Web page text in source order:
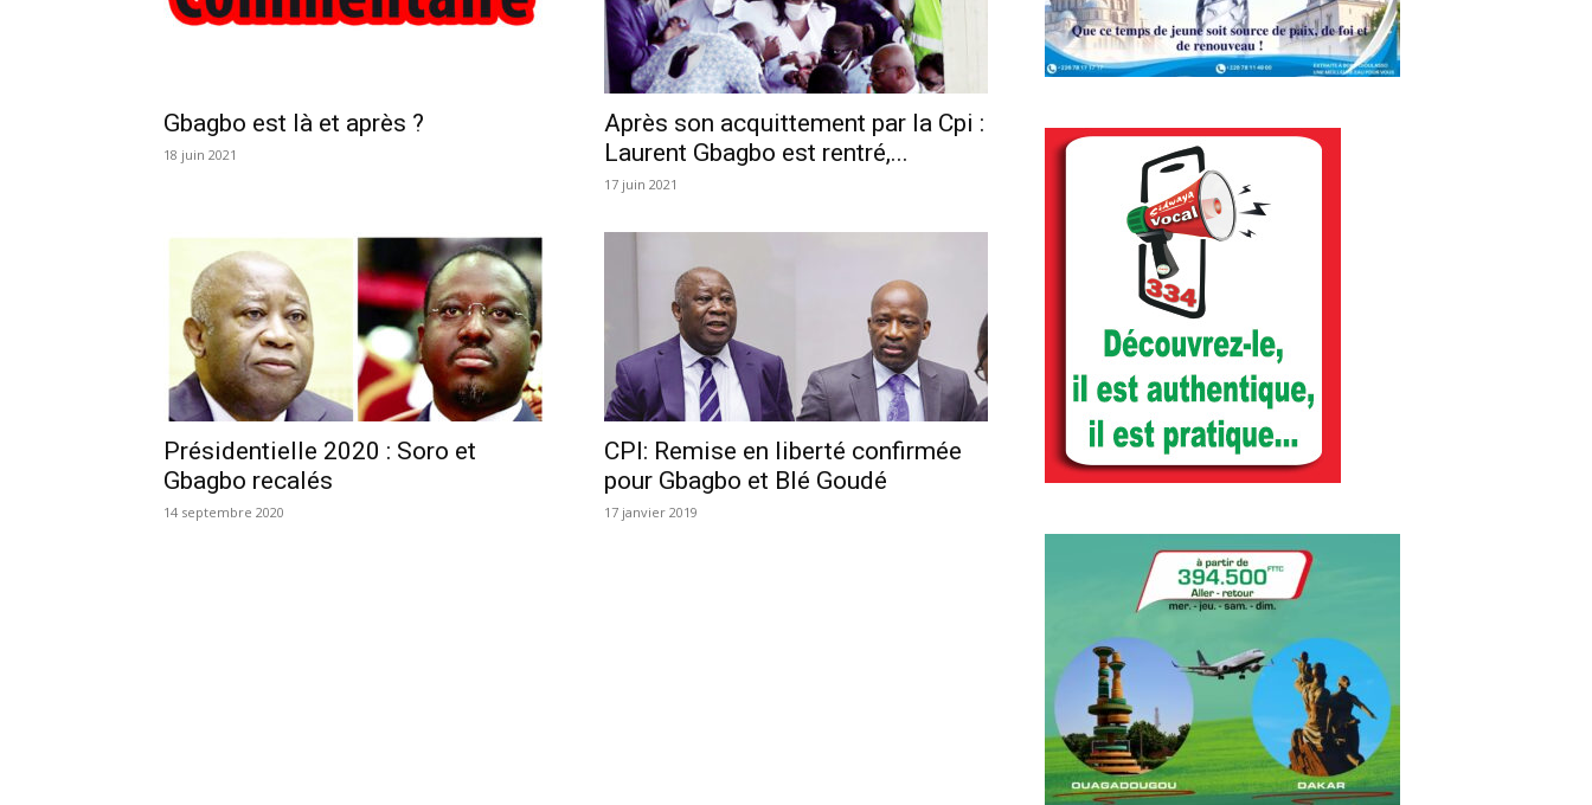
Gbagbo est là et après ?
18 juin 2021
Après son acquittement par la Cpi :
Laurent Gbagbo est rentré,...
17 juin 2021
Présidentielle 2020 : Soro et
Gbagbo recalés
14 septembre 2020
CPI: Remise en liberté confirmée
pour Gbagbo et Blé Goudé
17 janvier 2019